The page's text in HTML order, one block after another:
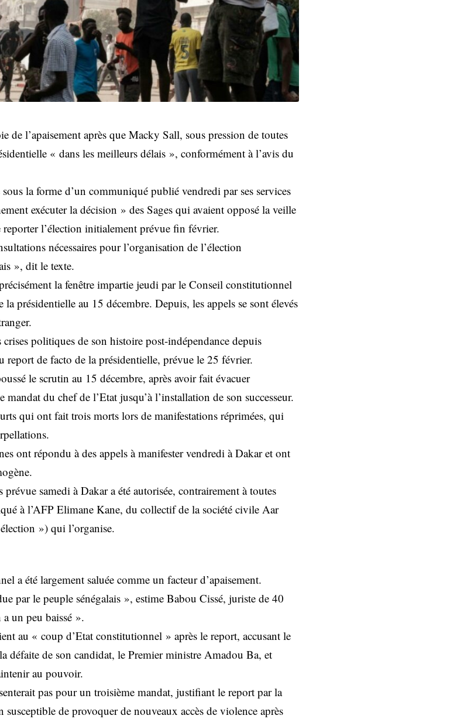
de l’apaisement après que Macky Sall, sous pression de toutes
« dans les meilleurs délais », conformément à l’avis du
la forme d’un communiqué publié vendredi par ses services
exécuter la décision » des Sages qui avaient opposé la veille
reporter l’élection initialement prévue fin février.
nécessaires pour l’organisation de l’élection
», dit le texte.
la fenêtre impartie jeudi par le Conseil constitutionnel
présidentielle au 15 décembre. Depuis, les appels se sont élevés
crises politiques de son histoire post-indépendance depuis
de facto de la présidentielle, prévue le 25 février.
le scrutin au 15 décembre, après avoir fait évacuer
du chef de l’Etat jusqu’à l’installation de son successeur.
qui ont fait trois morts lors de manifestations réprimées, qui
ont répondu à des appels à manifester vendredi à Dakar et ont
prévue samedi à Dakar a été autorisée, contrairement à toutes
à l’AFP Elimane Kane, du collectif de la société civile Aar
») qui l’organise.
a été largement saluée comme un facteur d’apaisement.
par le peuple sénégalais », estime Babou Cissé, juriste de 40
un peu baissé ».
au « coup d’Etat constitutionnel » après le report, accusant le
défaite de son candidat, le Premier ministre Amadou Ba, et
au pouvoir.
pas pour un troisième mandat, justifiant le report par la
de provoquer de nouveaux accès de violence après